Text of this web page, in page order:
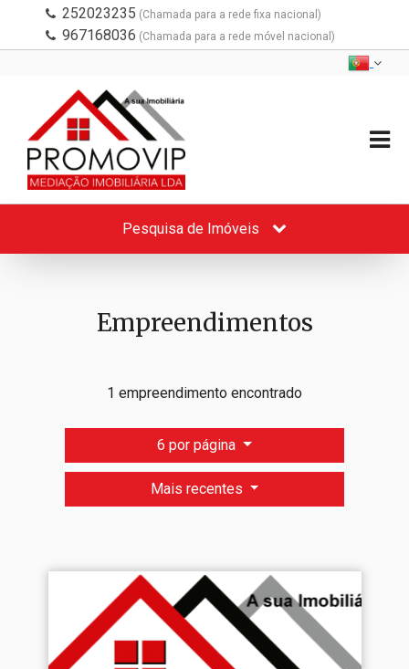
252023235 (Chamada para a rede fixa nacional)
967168036 (Chamada para a rede móvel nacional)
Pesquisa de Imóveis
Empreendimentos
1 empreendimento encontrado
6 por página
Mais recentes